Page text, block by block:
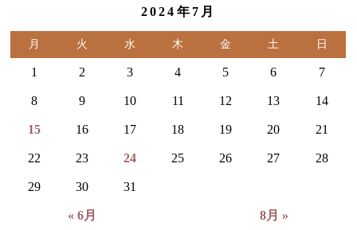
2024年7月
月 火 水 木 金 土 日
« 6月 8月 »
1 2 3 4 5 6 7
8 9 10 11 12 13 14
15 16 17 18 19 20 21
22 23 24 25 26 27 28
29 30 31